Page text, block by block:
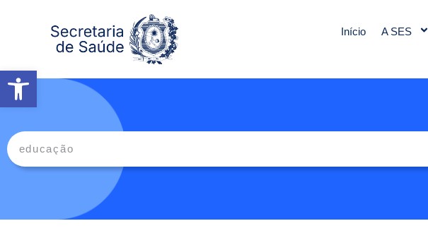
Abrir a barra de ferramentas
Início A SES